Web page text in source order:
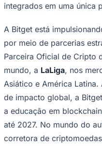
integrados em uma única
A Bitget está
por meio de parcerias
Parceira Oficial de Cripto
mundo, a LaLiga, nos
Asiático e América
de impacto global, a
a educação em
até 2027. No mundo do
corretora de